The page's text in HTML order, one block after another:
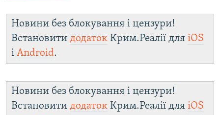
Новини без блокування і цензури!
Встановити додаток Крим.Реалії для iOS
і Android.
Новини без блокування і цензури!
Встановити додаток Крим.Реалії для iOS